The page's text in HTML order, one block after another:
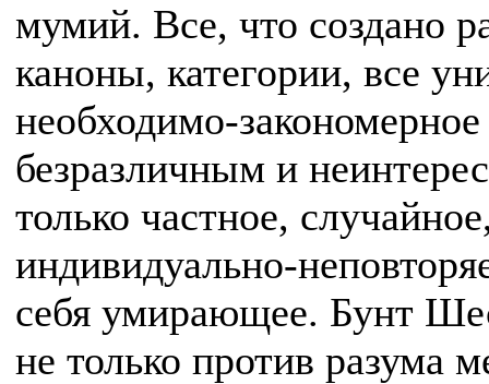
мумий. Все, что создано
каноны, категории, все
необходимо-
безразличным и
только частное,
индивидуально-
себя умирающее. Бунт
не только против разума